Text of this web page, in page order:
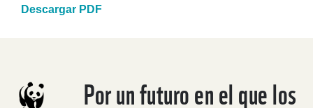
Descargar PDF
Por un futuro en el que los